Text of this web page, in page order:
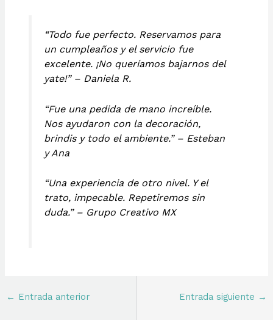
“Todo fue perfecto. Reservamos para
un cumpleaños y el servicio fue
excelente. ¡No queríamos bajarnos del
yate!” – Daniela R.
“Fue una pedida de mano increíble.
Nos ayudaron con la decoración,
brindis y todo el ambiente.” – Esteban
y Ana
“Una experiencia de otro nivel. Y el
trato, impecable. Repetiremos sin
duda.” – Grupo Creativo MX
← Entrada anterior Entrada siguiente →